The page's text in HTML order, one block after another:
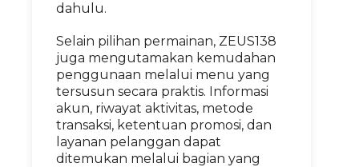
dahulu.
Selain pilihan permainan, ZEUS138
juga mengutamakan kemudahan
penggunaan melalui menu yang
tersusun secara praktis. Informasi
akun, riwayat aktivitas, metode
transaksi, ketentuan promosi, dan
layanan pelanggan dapat
ditemukan melalui bagian yang